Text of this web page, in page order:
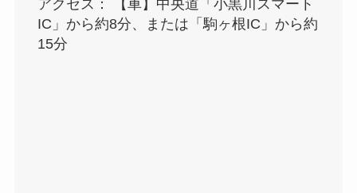
アクセス： 【車】中央道「小黒川スマート
IC」から約8分、または「駒ヶ根IC」から約
15分